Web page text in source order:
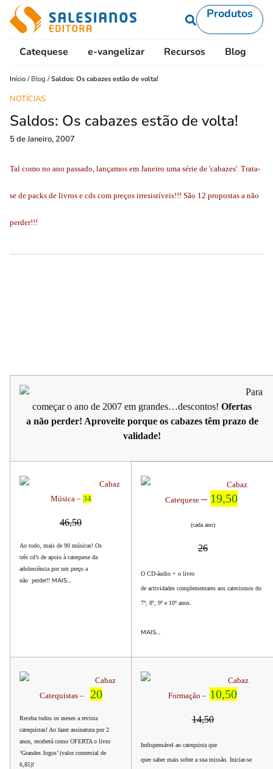
Produtos
Catequese e-vangelizar Recursos Blog
Início / Blog /Saldos: Os cabazes estão de volta!
NOTÍCIAS
Saldos: Os cabazes estão de volta!
5 de Janeiro, 2007
Tal como no ano passado, lançamos em Janeiro uma série de 'cabazes'. Trata-
se de packs de livros e cds com preços irresistíveis!!! São 12 propostas a não
perder!!!
Para
começar o ano de 2007 em grandes…descontos! Ofertas
a não perder! Aproveite porque os cabazes têm prazo de
validade!
Cabaz
Música – 34
46,50
Ao todo, mais de 90 músicas! Os
três cd’s de apoio à catequese da
adolescência por um preço a
não perder!! MAIS…
Cabaz
Catequese– 19,50
(cada ano)
26
O CD-áudio + o livro
de actividades complementares aos catecismos do
7º, 8º, 9º e 10º anos.
MAIS…
Cabaz
Catequistas –
20
Receba todos os meses a revista
catequistas! Ao fazer assinatura por 2
anos, receberá como OFERTA o livro
‘Grandes Jogos’ (valor comercial de
6,85)!
Cabaz
Formação – 10,50
14,50
Indispensável ao catequista que
quer saber mais sobre a sua missão. Iniciar-se